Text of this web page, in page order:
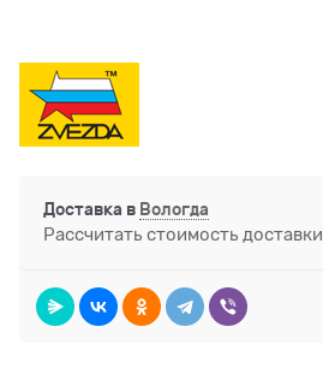
Доставка в Вологда
Рассчитать стоимость доставки